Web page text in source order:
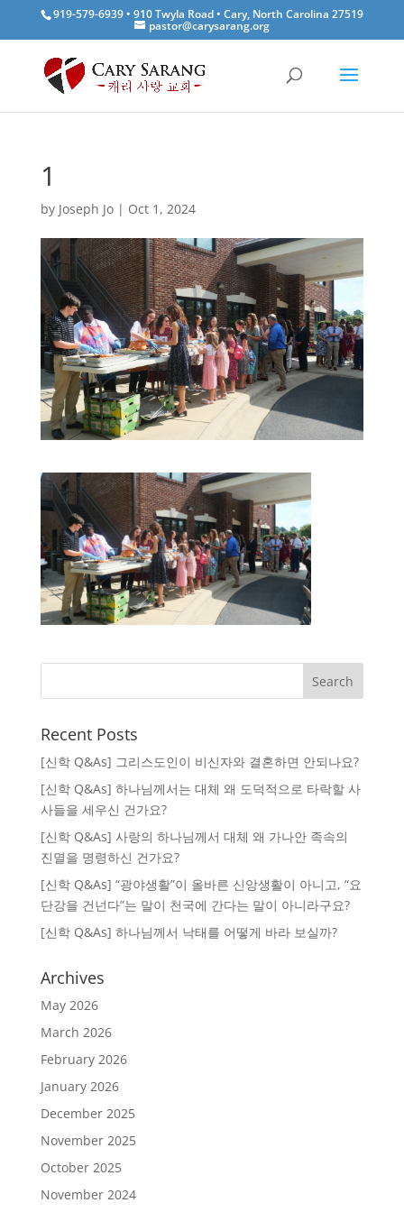
919-579-6939 • 910 Twyla Road • Cary, North Carolina 27519
pastor@carysarang.org
1
by Joseph Jo| Oct 1, 2024
Recent Posts
[신학 Q&As] 그리스도인이 비신자와 결혼하면 안되나요?
[신학 Q&As] 하나님께서는 대체 왜 도덕적으로 타락할 사
사들을 세우신 건가요?
[신학 Q&As] 사랑의 하나님께서 대체 왜 가나안 족속의
진멸을 명령하신 건가요?
[신학 Q&As] “광야생활”이 올바른 신앙생활이 아니고, “요
단강을 건넌다”는 말이 천국에 간다는 말이 아니라구요?
[신학 Q&As] 하나님께서 낙태를 어떻게 바라 보실까?
Archives
May 2026
March 2026
February 2026
January 2026
December 2025
November 2025
October 2025
November 2024